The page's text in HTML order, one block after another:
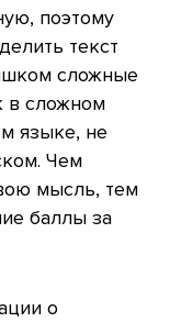
поэтому
текст
сложные
в сложном
языке, не
Чем
мысль, тем
баллы за
о